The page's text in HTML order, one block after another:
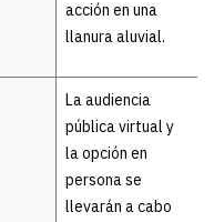
acción en una
llanura aluvial.
La audiencia
pública virtual y
la opción en
persona se
llevarán a cabo